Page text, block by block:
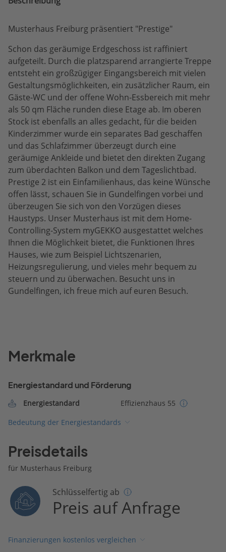
Musterhaus Freiburg präsentiert "Prestige"
Schon das geräumige Erdgeschoss ist raffiniert
aufgeteilt. Durch die platzsparend arrangierte Treppe
entsteht ein großzügiger Eingangsbereich mit vielen
Gestaltungsmöglichkeiten, ein zusätzlicher Raum, ein
Gäste-WC und der offene Wohn-Essbereich mit mehr
als 50 qm Fläche runden diese Etage ab. Im oberen
Stock ist ebenfalls an alles gedacht, für die beiden
Kinderzimmer wurde ein separates Bad geschaffen
und das Schlafzimmer überzeugt durch eine
geräumige Ankleide und bietet den direkten Zugang
zum überdachten Balkon und dem Tageslichtbad.
Prestige 2 ist ein Einfamilienhaus, das keine Wünsche
offen lässt, schauen Sie in Gundelfingen vorbei und
überzeugen Sie sich von den Vorzügen dieses
Haustyps. Unser Musterhaus ist mit dem Home-
Controlling-System myGEKKO ausgestattet welches
Ihnen die Möglichkeit bietet, die Funktionen Ihres
Hauses, wie zum Beispiel Lichtszenarien,
Heizungsregulierung, und vieles mehr bequem zu
steuern und zu überwachen. Besucht uns in
Gundelfingen, ich freue mich auf euren Besuch.
Merkmale
Energiestandard und Förderung
Energiestandard
Effizienzhaus 55
Bedeutung der Energiestandards
Preisdetails
für Musterhaus Freiburg
Schlüsselfertig ab
Preis auf Anfrage
Finanzierungen kostenlos vergleichen